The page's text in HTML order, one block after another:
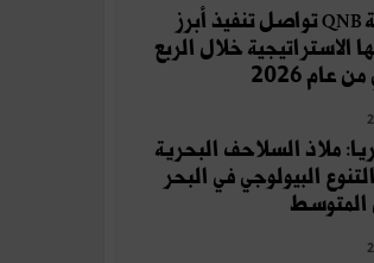
مجموعة QNB تواصل تنفيذ أبرز
الاستراتيجية خلال الربع
عام 2026
ملاذ السلاحف البحرية
البيولوجي في البحر
المتوسط